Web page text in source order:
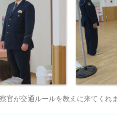
官が交通ルールを教えに来てくれま